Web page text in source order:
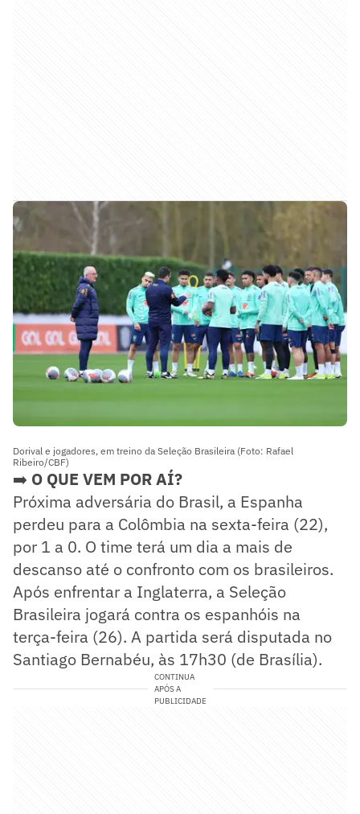
Dorival e jogadores, em treino da Seleção Brasileira (Foto: Rafael
Ribeiro/CBF)
➡️ O QUE VEM POR AÍ?
Próxima adversária do Brasil, a Espanha
perdeu para a Colômbia na sexta-feira (22),
por 1 a 0. O time terá um dia a mais de
descanso até o confronto com os brasileiros.
Após enfrentar a Inglaterra, a Seleção
Brasileira jogará contra os espanhóis na
terça-feira (26). A partida será disputada no
Santiago Bernabéu, às 17h30 (de Brasília).
CONTINUA
APÓS A
PUBLICIDADE